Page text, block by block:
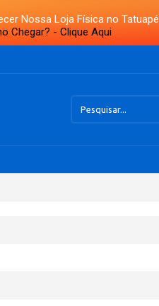
Nossa Loja Física no Tatuapé
Chegar? - Clique Aqui